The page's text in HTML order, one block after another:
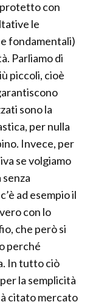
protetto con
le
fondamentali)
Parliamo di
piccoli, cioè
sono la
per nulla
Invece, per
se volgiamo
ad esempio il
con lo
che però si
perché
In tutto ciò
la semplicità
citato mercato